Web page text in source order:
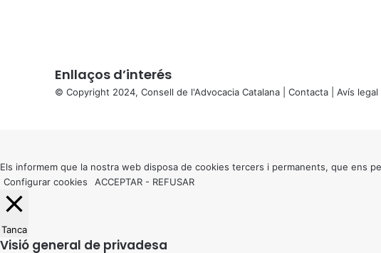
Enllaços d’interés
© Copyright 2024, Consell de l'Advocacia Catalana | Contacta Avís legal
button
Els informem que la nostra web disposa de cookies tercers i permanents, que ens
Configurar cookies
ACCEPTAR - REFUSAR
Tanca
Visió general de privadesa